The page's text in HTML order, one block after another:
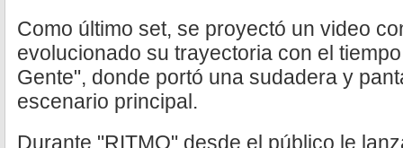
Como último set, se proyectó un video
evolucionado su trayectoria con el
Gente", donde portó una sudadera y
escenario principal.
Durante "RITMO" desde el público le